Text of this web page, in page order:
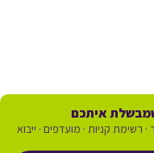
איתכם
רשימת קניות · מועדפים · ייבוא